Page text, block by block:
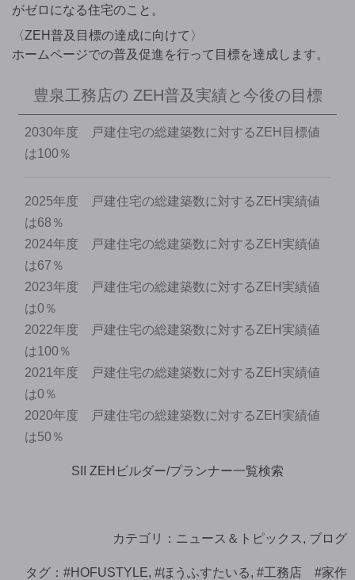
がゼロになる住宅のこと。
〈ZEH普及目標の達成に向けて〉
ホームページでの普及促進を行って目標を達成します。
豊泉工務店の ZEH普及実績と今後の目標
2030年度 戸建住宅の総建築数に対するZEH目標値
は100％
2025年度 戸建住宅の総建築数に対するZEH実績値
は68％
2024年度 戸建住宅の総建築数に対するZEH実績値
は67％
2023年度 戸建住宅の総建築数に対するZEH実績値
は0％
2022年度 戸建住宅の総建築数に対するZEH実績値
は100％
2021年度 戸建住宅の総建築数に対するZEH実績値
は0％
2020年度 戸建住宅の総建築数に対するZEH実績値
は50％
SII ZEHビルダー/プランナー一覧検索
カテゴリ： ニュース＆トピックス , ブログ
タグ： #HOFUSTYLE, #ほうふすたいる, #工務店 #家作